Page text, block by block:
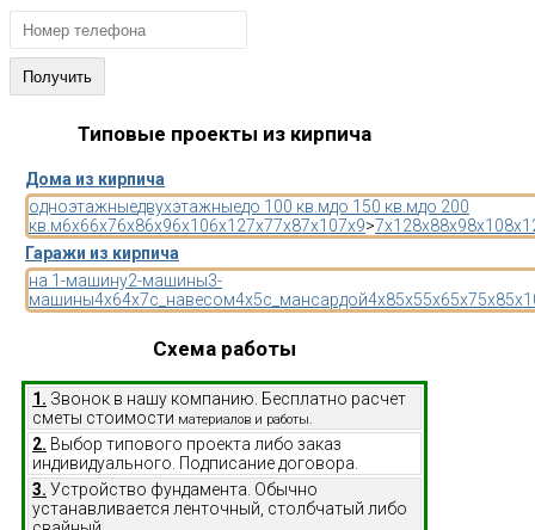
Типовые проекты из кирпича
Дома из кирпича
одноэтажныедвухэтажныедо 100 кв.мдо 150 кв.мдо 200
кв.м6x66x76x86x96x106x127x77x87x107x9>7x128x88x98x10
Гаражи из кирпича
на 1-машину2-машины3-
машины4x64x7с_навесом4x5с_мансардой4x85x55x65x75x8
Схема работы
1. Звонок в нашу компанию. Бесплатно расчет
сметы стоимости материалов и работы.
2. Выбор типового проекта либо заказ
индивидуального. Подписание договора.
3. Устройство фундамента. Обычно
устанавливается ленточный, столбчатый либо